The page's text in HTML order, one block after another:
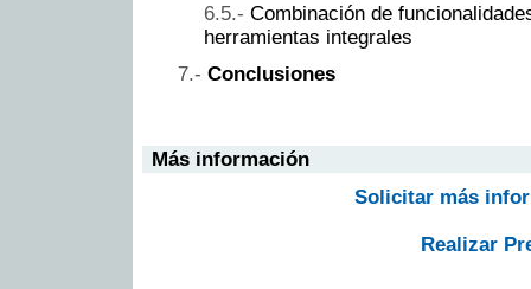
Combinación de
herramientas integrales
Conclusiones
Más información
Solicitar más
Realizar